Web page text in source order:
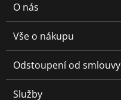
O nás
Vše o nákupu
Odstoupení od smlouvy
Služby